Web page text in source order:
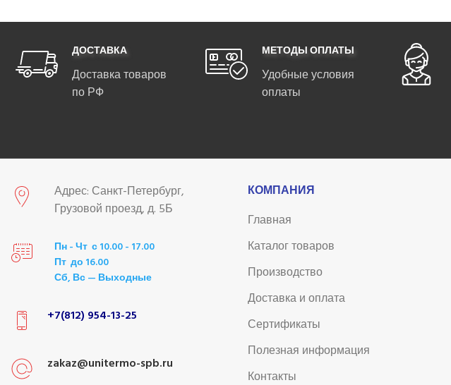
ДОСТАВКА
Доставка товаров
по РФ
МЕТОДЫ ОПЛАТЫ
Удобные условия
оплаты
Адрес: Санкт-Петербург,
Грузовой проезд, д. 5Б
Пн - Чт с 10.00 - 17.00
Пт до 16.00
Сб, Вс — Выходные
+7(812) 954-13-25
zakaz@unitermo-spb.ru
КОМПАНИЯ
Главная
Каталог товаров
Производство
Доставка и оплата
Сертификаты
Полезная информация
Контакты